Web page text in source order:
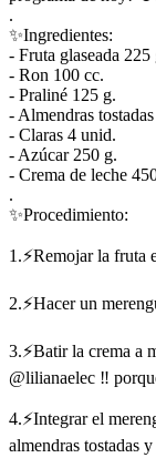
.
✨Ingredientes:
- Fruta glaseada 225
- Ron 100 cc.
- Praliné 125 g.
- Almendras
- Claras 4 unid.
- Azúcar 250 g.
- Crema de leche
.
✨Procedimiento:
1.⚡Remojar la fruta
2.⚡Hacer un
3.⚡Batir la crema a
@lilianaelec ‼
4.⚡Integrar el
almendras tostadas